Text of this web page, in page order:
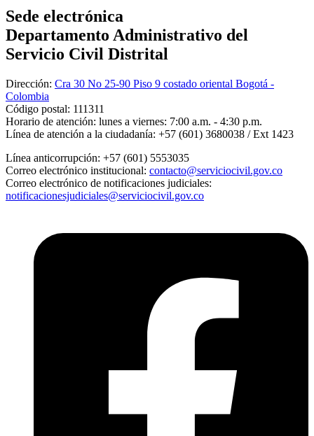
Sede electrónica
Departamento Administrativo del
Servicio Civil Distrital
Dirección: Cra 30 No 25-90 Piso 9 costado oriental Bogotá -
Colombia
Código postal: 111311
Horario de atención: lunes a viernes: 7:00 a.m. - 4:30 p.m.
Línea de atención a la ciudadanía: +57 (601) 3680038 / Ext 1423
Línea anticorrupción: +57 (601) 5553035
Correo electrónico institucional: contacto@serviciocivil.gov.co
Correo electrónico de notificaciones judiciales:
notificacionesjudiciales@serviciocivil.gov.co